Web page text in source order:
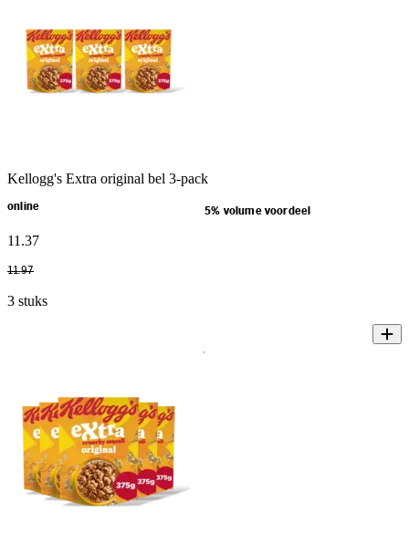
Kellogg's Extra original bel 3-pack
online 5% volume voordeel
11 .37
11.97
3 stuks